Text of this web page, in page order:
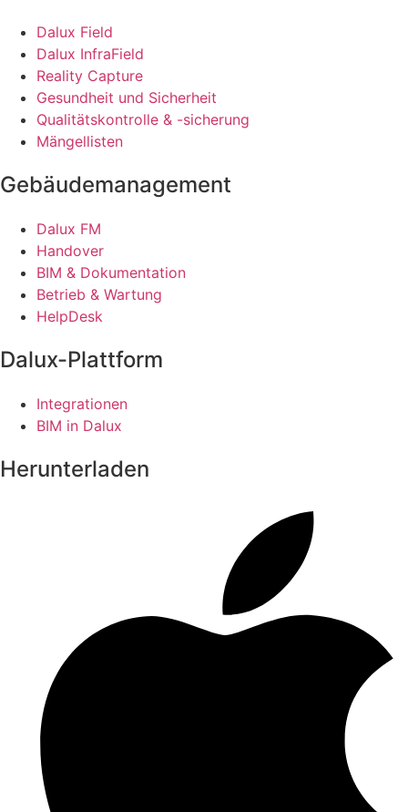
Dalux Field
Dalux InfraField
Reality Capture
Gesundheit und Sicherheit
Qualitätskontrolle & -sicherung
Mängellisten
Gebäudemanagement
Dalux FM
Handover
BIM & Dokumentation
Betrieb & Wartung
HelpDesk
Dalux-Plattform
Integrationen
BIM in Dalux
Herunterladen